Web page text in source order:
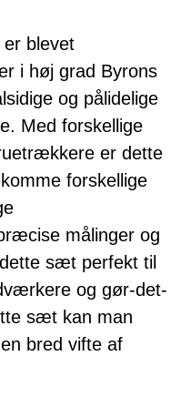
blevet
i høj grad Byrons
og pålidelige
Med forskellige
er dette
forskellige
målinger og
sæt perfekt til
og gør-det-
sæt kan man
bred vifte af